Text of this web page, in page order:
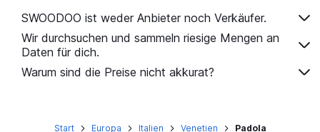
SWOODOO ist weder Anbieter noch Verkäufer.
Wir durchsuchen und sammeln riesige Mengen an
Daten für dich.
Warum sind die Preise nicht akkurat?
Start Europa Italien Venetien Padola